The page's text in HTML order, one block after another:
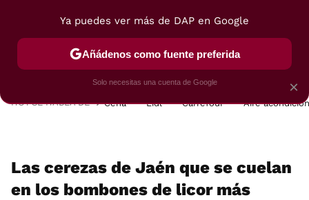
POSTRES VIAJES SELECCIÓN VEGUI
HOY SE HABLA DE Cena Lidl Carrefour Aire
Las cerezas de Jaén que se cuelan
en los bombones de licor más
×
Ya puedes ver más de DAP en Google
Añádenos como fuente preferida
Solo necesitas una cuenta de Google